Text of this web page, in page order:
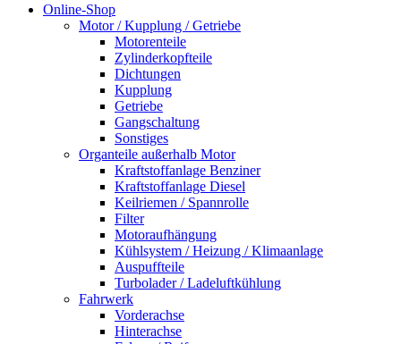
Online-Shop
Motor / Kupplung / Getriebe
Motorenteile
Zylinderkopfteile
Dichtungen
Kupplung
Getriebe
Gangschaltung
Sonstiges
Organteile außerhalb Motor
Kraftstoffanlage Benziner
Kraftstoffanlage Diesel
Keilriemen / Spannrolle
Filter
Motoraufhängung
Kühlsystem / Heizung / Klimaanlage
Auspuffteile
Turbolader / Ladeluftkühlung
Fahrwerk
Vorderachse
Hinterachse